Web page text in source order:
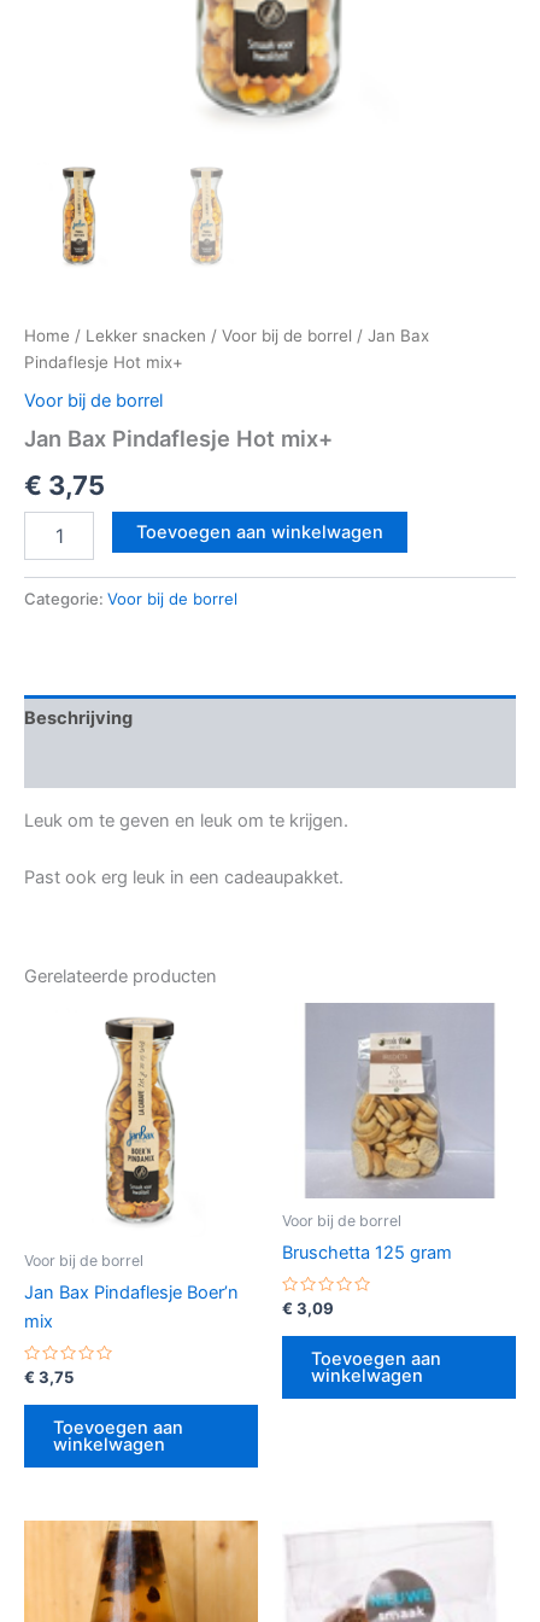
Home / Lekker snacken / Voor bij de borrel / Jan Bax
Pindaflesje Hot mix+
Voor bij de borrel
Jan Bax Pindaflesje Hot mix+
€ 3,75
Toevoegen aan winkelwagen
Categorie: Voor bij de borrel
Beschrijving
Leuk om te geven en leuk om te krijgen.
Past ook erg leuk in een cadeaupakket.
Gerelateerde producten
Voor bij de borrel
Jan Bax Pindaflesje Boer’n
mix
Gewaardeerd
uit
€ 3,75
Toevoegen aan
winkelwagen
Voor bij de borrel
Bruschetta 125 gram
Gewaardeerd
uit
€ 3,09
Toevoegen aan
winkelwagen